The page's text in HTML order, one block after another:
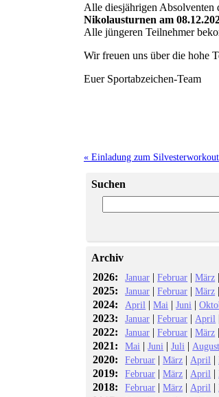
Alle diesjährigen Absolventen
Nikolausturnen am
Alle jüngeren Teilnehmer
Wir freuen uns über die hohe
Euer Sportabzeichen-Team
« Einladung zum Silvesterworkout
Suchen
Archiv
2026:
Januar |Februar |März |
2025: Januar |Februar |März |
2024: April |Mai |Juni |
2023: Januar |Februar | April
2022: Januar |Februar |März |
2021: Mai |Juni |Juli | August
2020: Februar |März | April |
2019: Februar |März | April |
2018: Februar |März | April |